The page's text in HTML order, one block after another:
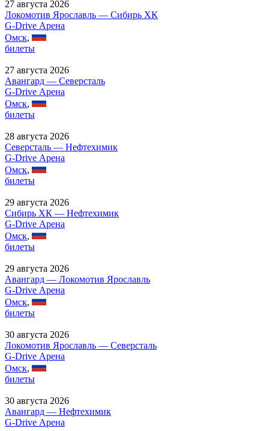
27 августа 2026
Локомотив Ярославль — Сибирь ХК
G-Drive Арена
Омск,
билеты
27 августа 2026
Авангард — Северсталь
G-Drive Арена
Омск,
билеты
28 августа 2026
Северсталь — Нефтехимик
G-Drive Арена
Омск,
билеты
29 августа 2026
Сибирь ХК — Нефтехимик
G-Drive Арена
Омск,
билеты
29 августа 2026
Авангард — Локомотив Ярославль
G-Drive Арена
Омск,
билеты
30 августа 2026
Локомотив Ярославль — Северсталь
G-Drive Арена
Омск,
билеты
30 августа 2026
Авангард — Нефтехимик
G-Drive Арена